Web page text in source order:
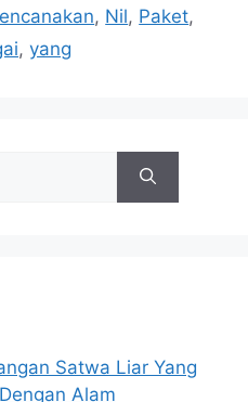
, Nil, Paket,
, yang
Satwa Liar Yang
Alam